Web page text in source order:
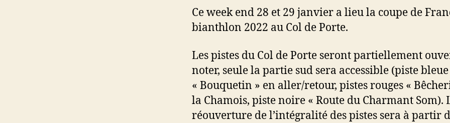
Ce week end 28 et 29 janvier a lieu la coupe de
bianthlon 2022 au Col de Porte.
Les pistes du Col de Porte seront partiellement
noter, seule la partie sud sera accessible (piste bleue
« Bouquetin » en aller/retour, pistes rouges «
la Chamois, piste noire « Route du Charmant Som).
réouverture de l’intégralité des pistes sera à partir